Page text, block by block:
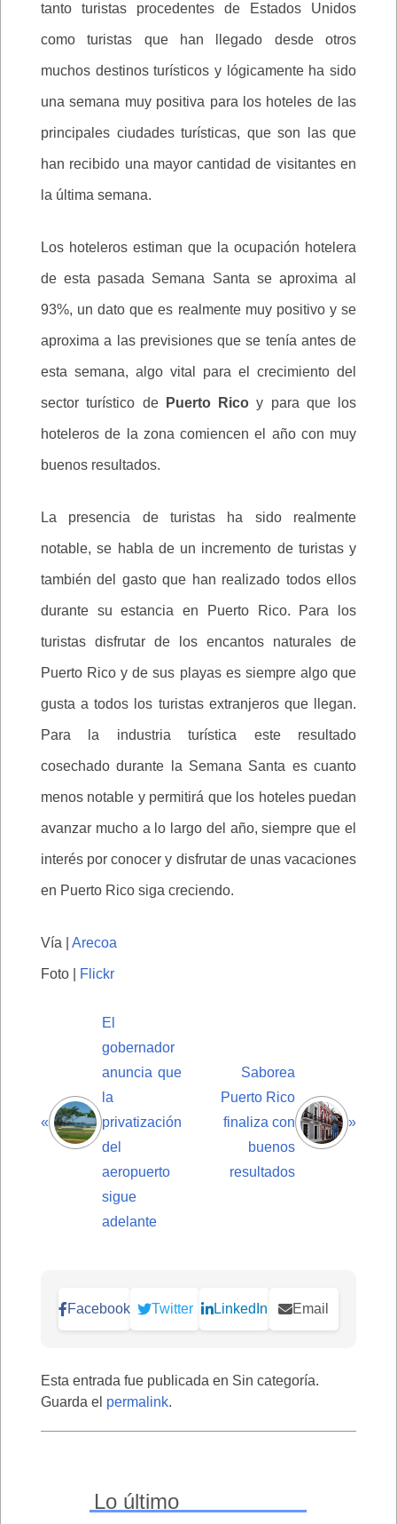
tanto turistas procedentes de Estados Unidos
como turistas que han llegado desde otros
muchos destinos turísticos y lógicamente ha sido
una semana muy positiva para los hoteles de las
principales ciudades turísticas, que son las que
han recibido una mayor cantidad de visitantes en
la última semana.
Los hoteleros estiman que la ocupación hotelera
de esta pasada Semana Santa se aproxima al
93%, un dato que es realmente muy positivo y se
aproxima a las previsiones que se tenía antes de
esta semana, algo vital para el crecimiento del
sector turístico de Puerto Ricoy para que los
hoteleros de la zona comiencen el año con muy
buenos resultados.
La presencia de turistas ha sido realmente
notable, se habla de un incremento de turistas y
también del gasto que han realizado todos ellos
durante su estancia en Puerto Rico. Para los
turistas disfrutar de los encantos naturales de
Puerto Rico y de sus playas es siempre algo que
gusta a todos los turistas extranjeros que llegan.
Para la industria turística este resultado
cosechado durante la Semana Santa es cuanto
menos notable y permitirá que los hoteles puedan
avanzar mucho a lo largo del año, siempre que el
interés por conocer y disfrutar de unas vacaciones
en Puerto Rico siga creciendo.
Vía | Arecoa
Foto | Flickr
«
El
gobernador
anuncia que
la
privatización
del
aeropuerto
sigue
adelante
Saborea
Puerto Rico
finaliza con
buenos
resultados
»
Facebook Twitter LinkedIn Email
Esta entrada fue publicada en Sin categoría.
Guarda el permalink.
Lo último